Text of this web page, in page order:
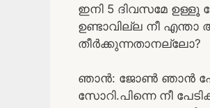
ഇനി 5 ദിവസമേ
ഉണ്ടാവില്ല നീ
തീർക്കുന്നതാനല്ലോ?
ഞാൻ: ജോൺ ഞാൻ
സോറി.പിന്നെ നീ